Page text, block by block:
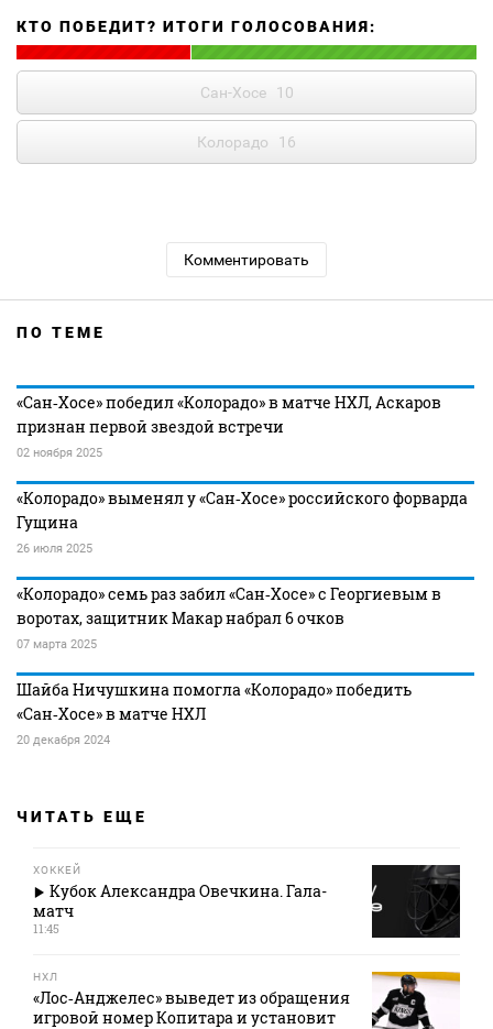
КТО ПОБЕДИТ? ИТОГИ ГОЛОСОВАНИЯ:
Сан-Хосе 10
Колорадо 16
Комментировать
ПО ТЕМЕ
«Сан‑Хосе» победил «Колорадо» в матче НХЛ, Аскаров
признан первой звездой встречи
02 ноября 2025
«Колорадо» выменял у «Сан‑Хосе» российского форварда
Гущина
26 июля 2025
«Колорадо» семь раз забил «Сан‑Хосе» с Георгиевым в
воротах, защитник Макар набрал 6 очков
07 марта 2025
Шайба Ничушкина помогла «Колорадо» победить
«Сан‑Хосе» в матче НХЛ
20 декабря 2024
ЧИТАТЬ ЕЩЕ
ХОККЕЙ
Кубок Александра Овечкина. Гала-
матч
11:45
НХЛ
«Лос‑Анджелес» выведет из обращения
игровой номер Копитара и установит